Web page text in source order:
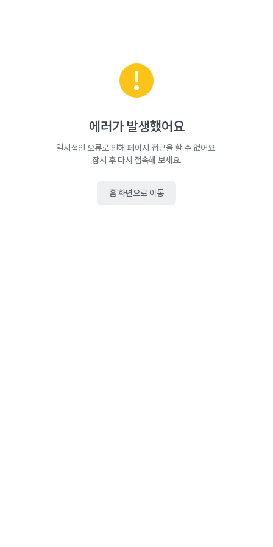
에러가 발생했어요
일시적인 오류로 인해 페이지 접근을 할 수 없어요.
잠시 후 다시 접속해 보세요.
홈 화면으로 이동